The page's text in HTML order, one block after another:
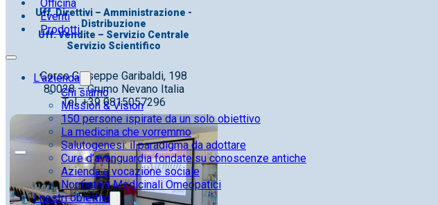
Officina
Eventi
Prodotti
L’azienda
Chi siamo
Mission & Vision
150 persone ispirate da un solo obiettivo
La medicina che vorremmo
Salutogenesi: il paradigma da adottare
Cure d’avanguardia fondate su conoscenze antiche
Azienda a vocazione sociale
Normativa Medicinali Omeopatici
I nostri obiettivi
Uff. Direttivi – Amministrazione -
Distribuzione
Uff. Vendite – Servizio Centrale
Servizio Scientifico
Corso Giuseppe Garibaldi, 198
80028 – Grumo Nevano Italia
Tel. +39 0815057296